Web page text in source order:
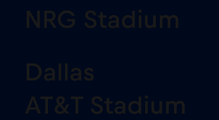
NRG Stadium
Dallas
AT&T Stadium